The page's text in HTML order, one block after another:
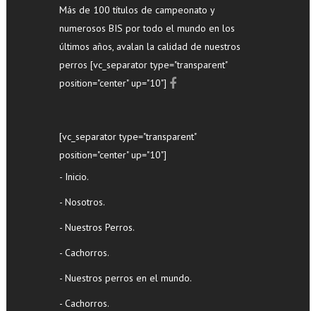
Más de 100 títulos de campeonato y
numerosos BIS por todo el mundo en los
últimos años, avalan la calidad de nuestros
perros [vc_separator type="transparent"
position="center" up="10"]
[vc_separator type="transparent"
position="center" up="10"]
- Inicio.
- Nosotros.
- Nuestros Perros.
- Cachorros.
- Nuestros perros en el mundo.
- Cachorros.